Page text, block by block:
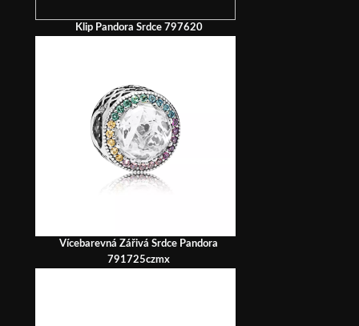
Klip Pandora Srdce 797620
Vícebarevná Zářivá Srdce Pandora
791725czmx